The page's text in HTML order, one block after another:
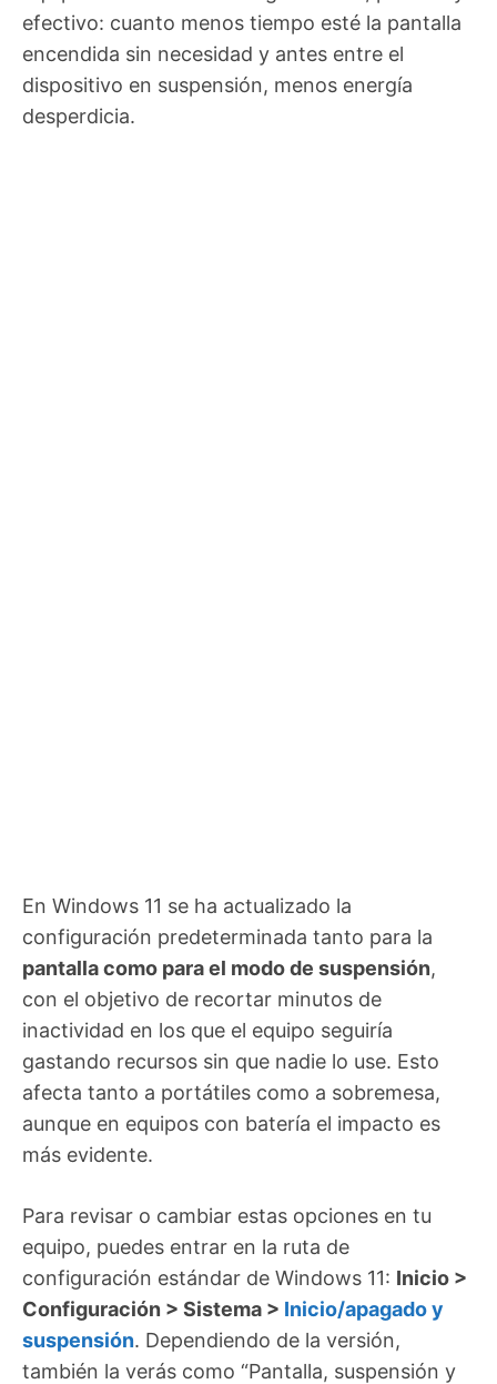
efectivo: cuanto menos tiempo esté la pantalla
encendida sin necesidad y antes entre el
dispositivo en suspensión, menos energía
desperdicia.
En Windows 11 se ha actualizado la
configuración predeterminada tanto para la
pantalla como para el modo de suspensión,
con el objetivo de recortar minutos de
inactividad en los que el equipo seguiría
gastando recursos sin que nadie lo use. Esto
afecta tanto a portátiles como a sobremesa,
aunque en equipos con batería el impacto es
más evidente.
Para revisar o cambiar estas opciones en tu
equipo, puedes entrar en la ruta de
configuración estándar de Windows 11: Inicio >
Configuración > Sistema > Inicio/apagado y
suspensión. Dependiendo de la versión,
también la verás como “Pantalla, suspensión y